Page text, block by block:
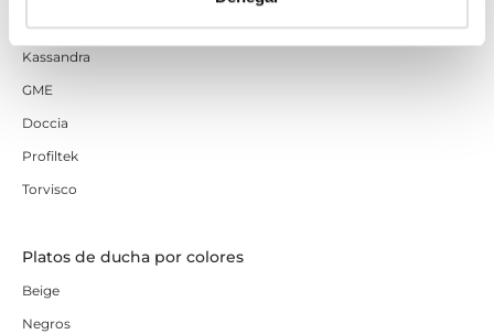
Marcas
Kassandra
GME
Doccia
Profiltek
Torvisco
Platos de ducha por colores
Beige
Negros